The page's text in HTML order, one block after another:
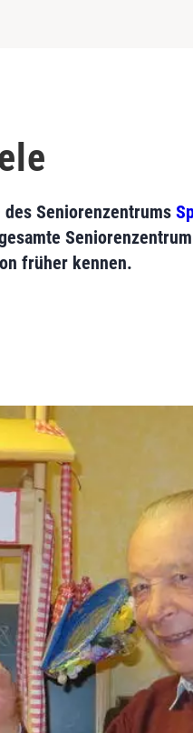
Seniorenzentrums
früher kennen.